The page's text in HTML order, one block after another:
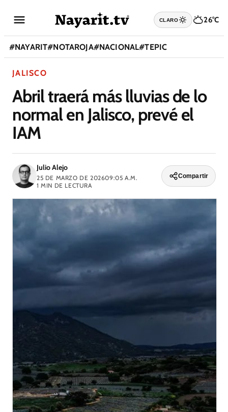
CLARO 26°C
#NAYARIT#NOTAROJA#NACIONAL#TEPIC
JALISCO
Abril traerá más lluvias de lo
normal en Jalisco, prevé el
IAM
Julio Alejo
25 DE MARZO DE 202609:05 A.M.
1 MIN DE LECTURA
Compartir